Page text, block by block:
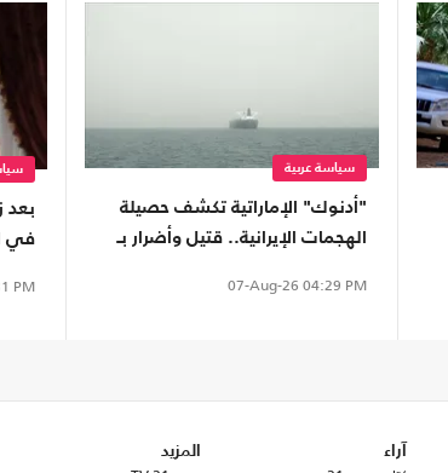
سياسة عربية
"أدنوك" الإماراتية تكشف حصيلة
الهجمات الإيرانية.. قتيل وأضرار بـ
07-Aug-26 04:29 PM
بعد
في
PM
آراء المزيد